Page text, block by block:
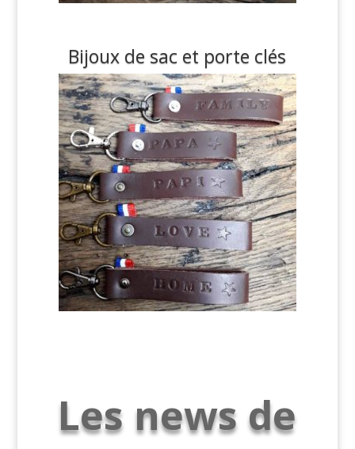
Bijoux de sac et porte clés
Les news de